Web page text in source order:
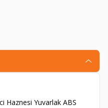
Haznesi Yuvarlak ABS